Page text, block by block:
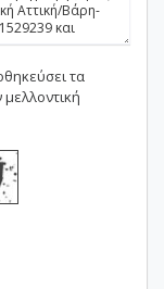
τα
μελλοντική